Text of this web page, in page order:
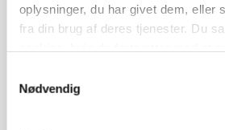
oplysninger, du har givet dem, eller
fra din brug af deres tjenester. Du
Nødvendig
protestgruppe vil demonstrere